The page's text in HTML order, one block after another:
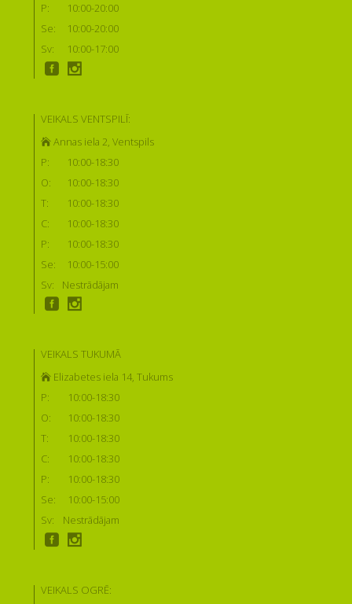
P:
10:00-20:00
Se:
10:00-20:00
Sv:
10:00-17:00
VEIKALS VENTSPILĪ:
Annas iela 2, Ventspils
P:
10:00-18:30
O:
10:00-18:30
T:
10:00-18:30
C:
10:00-18:30
P:
10:00-18:30
Se:
10:00-15:00
Sv:
Nestrādājam
VEIKALS TUKUMĀ
Elizabetes iela 14, Tukums
P:
10:00-18:30
O:
10:00-18:30
T:
10:00-18:30
C:
10:00-18:30
P:
10:00-18:30
Se:
10:00-15:00
Sv:
Nestrādājam
VEIKALS OGRĒ: